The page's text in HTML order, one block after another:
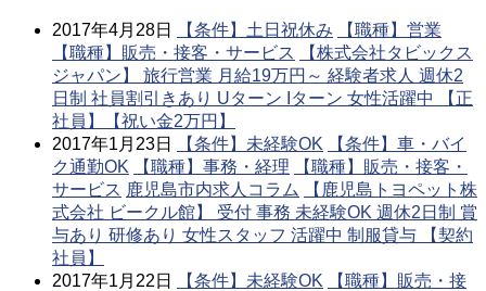
2017年4月28日 【条件】土日祝休み
【職種】営業
【職種】販売・接客・サービス
【株式会社タビックス
ジャパン】 旅行営業 月給19万円～ 経験者求人 週休2
日制 社員割引きあり Uターン Iターン 女性活躍中 【正
社員】【祝い金2万円】
2017年1月23日
【条件】未経験OK
【条件】車・バイ
ク通勤OK
【職種】事務・経理
【職種】販売・接客・
サービス 鹿児島市内求人コラム
【鹿児島トヨペット株
式会社 ビークル館】 受付 事務 未経験OK 週休2日制 賞
与あり 研修あり 女性スタッフ 活躍中 制服貸与 【契約
社員】
2017年1月22日
【条件】未経験OK
【職種】販売・接